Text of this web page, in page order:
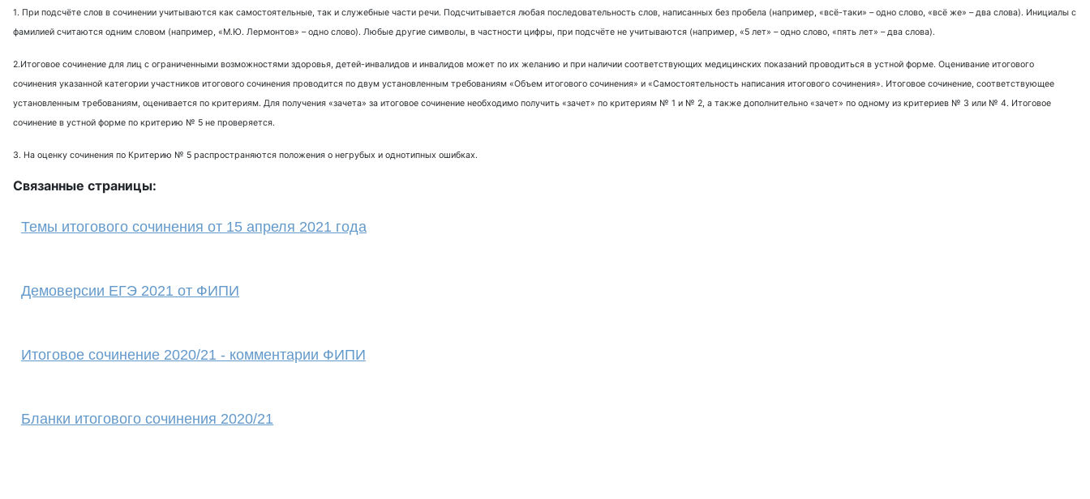
1. При подсчёте слов в сочинении учитываются как самостоятельные, так и служебные части речи. Подсчитывается любая последовательность слов, написанных без пробела (например, «всё-таки» – одно слово, «всё же» – два слова). Инициалы с
фамилией считаются одним словом (например, «М.Ю. Лермонтов» – одно слово). Любые другие символы, в частности цифры, при подсчёте не учитываются (например, «5 лет» – одно слово, «пять лет» – два слова).
2.Итоговое сочинение для лиц с ограниченными возможностями здоровья, детей-инвалидов и инвалидов может по их желанию и при наличии соответствующих медицинских показаний проводиться в устной форме. Оценивание итогового
сочинения указанной категории участников итогового сочинения проводится по двум установленным требованиям «Объем итогового сочинения» и «Самостоятельность написания итогового сочинения». Итоговое сочинение, соответствующее
установленным требованиям, оценивается по критериям. Для получения «зачета» за итоговое сочинение необходимо получить «зачет» по критериям № 1 и № 2, а также дополнительно «зачет» по одному из критериев № 3 или № 4. Итоговое
сочинение в устной форме по критерию № 5 не проверяется.
3. На оценку сочинения по Критерию № 5 распространяются положения о негрубых и однотипных ошибках.
Связанные страницы:
Темы итогового сочинения от 15 апреля 2021 года
Демоверсии ЕГЭ 2021 от ФИПИ
Итоговое сочинение 2020/21 - комментарии ФИПИ
Бланки итогового сочинения 2020/21